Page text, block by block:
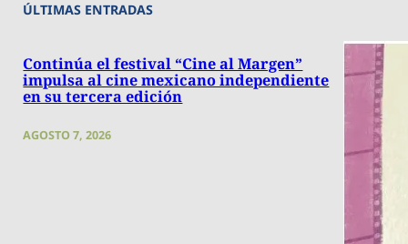
ÚLTIMAS ENTRADAS
Continúa el festival “Cine al Margen”
impulsa al cine mexicano independiente
en su tercera edición
AGOSTO 7, 2026